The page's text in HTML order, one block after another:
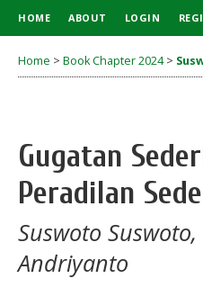
HOME ABOUT LOGIN
Home > Book Chapter 2024>
Gugatan
Peradilan
Suswoto
Andriyanto